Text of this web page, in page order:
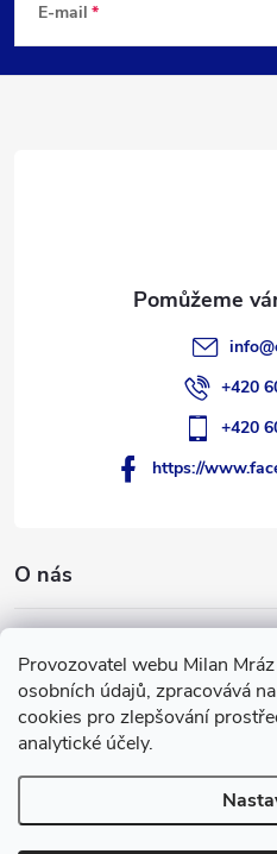
Provozovatel webu Milan
osobních údajů, zpracovává
cookies pro zlepšování
analytické účely.
p
E-mail
O nás
Facebook
info@
+420
+420
https://
Copyright 2007-2026e-